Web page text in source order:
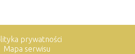
prywatności
Mapa serwisu